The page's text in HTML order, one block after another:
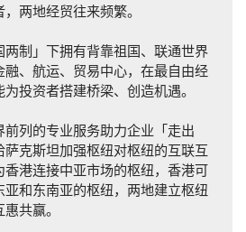
两地经贸往来频繁。
制」下拥有背靠祖国、联通世界
融、航运、贸易中心，在最自由经
投资者搭建桥梁、创造机遇。
列的专业服务助力企业「走出
克斯坦加强枢纽对枢纽的互联互
港连接中亚市场的枢纽，香港可
和东南亚的枢纽，两地建立枢纽
共赢。